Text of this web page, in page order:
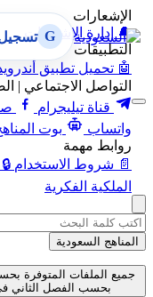
الإشعارات
🔔 إدارة الإشعارات
التطبيقات
🤖 تحميل تطبيق أندرويد
التواصل الاجتماعي |
قناة تيليجرام
واتساب
بوت المناهج
روابط مهمة
شروط الاستخدام 🔒
الملكية الفكرية
G تسجيل
المناهج السعودية
جميع الملفات المتوفرة
بحسب الفصل الثاني في